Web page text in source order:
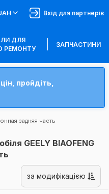
Вхід для партнерів
ДЛЯ
РЕМОНТУ
ЗАПЧАСТИНИ
пройдіть,
задняя часть
GEELY BIAOFENG
за модифікацією